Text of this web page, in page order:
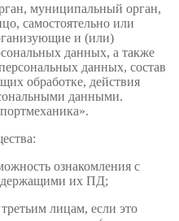
муниципальный орган,
самостоятельно или
и (или)
данных, а также
данных, состав
обработке, действия
данными.
ознакомления с
их ПД;
лицам, если это